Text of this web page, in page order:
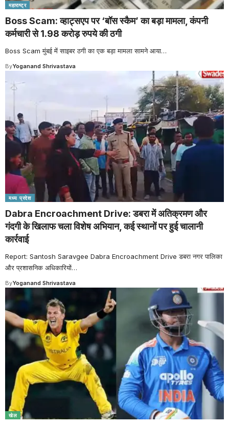
महाराष्ट्र
Boss Scam: व्हाट्सएप पर ‘बॉस स्कैम’ का बड़ा मामला, कंपनी
कर्मचारी से 1.98 करोड़ रुपये की ठगी
Boss Scam मुंबई में साइबर ठगी का एक बड़ा मामला सामने आया…
ByYoganand Shrivastava
मध्य प्रदेश
Dabra Encroachment Drive: डबरा में अतिक्रमण और
गंदगी के खिलाफ चला विशेष अभियान, कई स्थानों पर हुई चालानी
कार्रवाई
Report: Santosh Saravgee Dabra Encroachment Drive डबरा नगर पालिका
और प्रशासनिक अधिकारियों…
ByYoganand Shrivastava
खेल